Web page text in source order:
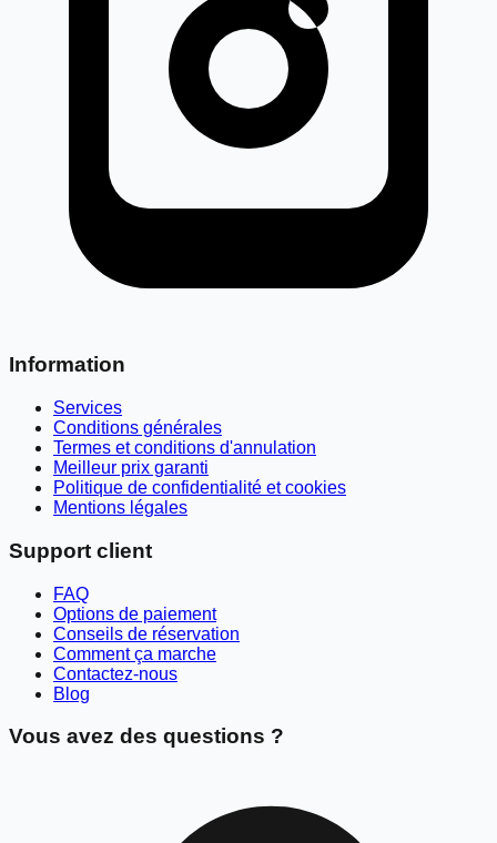
Information
Services
Conditions générales
Termes et conditions d'annulation
Meilleur prix garanti
Politique de confidentialité et cookies
Mentions légales
Support client
FAQ
Options de paiement
Conseils de réservation
Comment ça marche
Contactez-nous
Blog
Vous avez des questions ?